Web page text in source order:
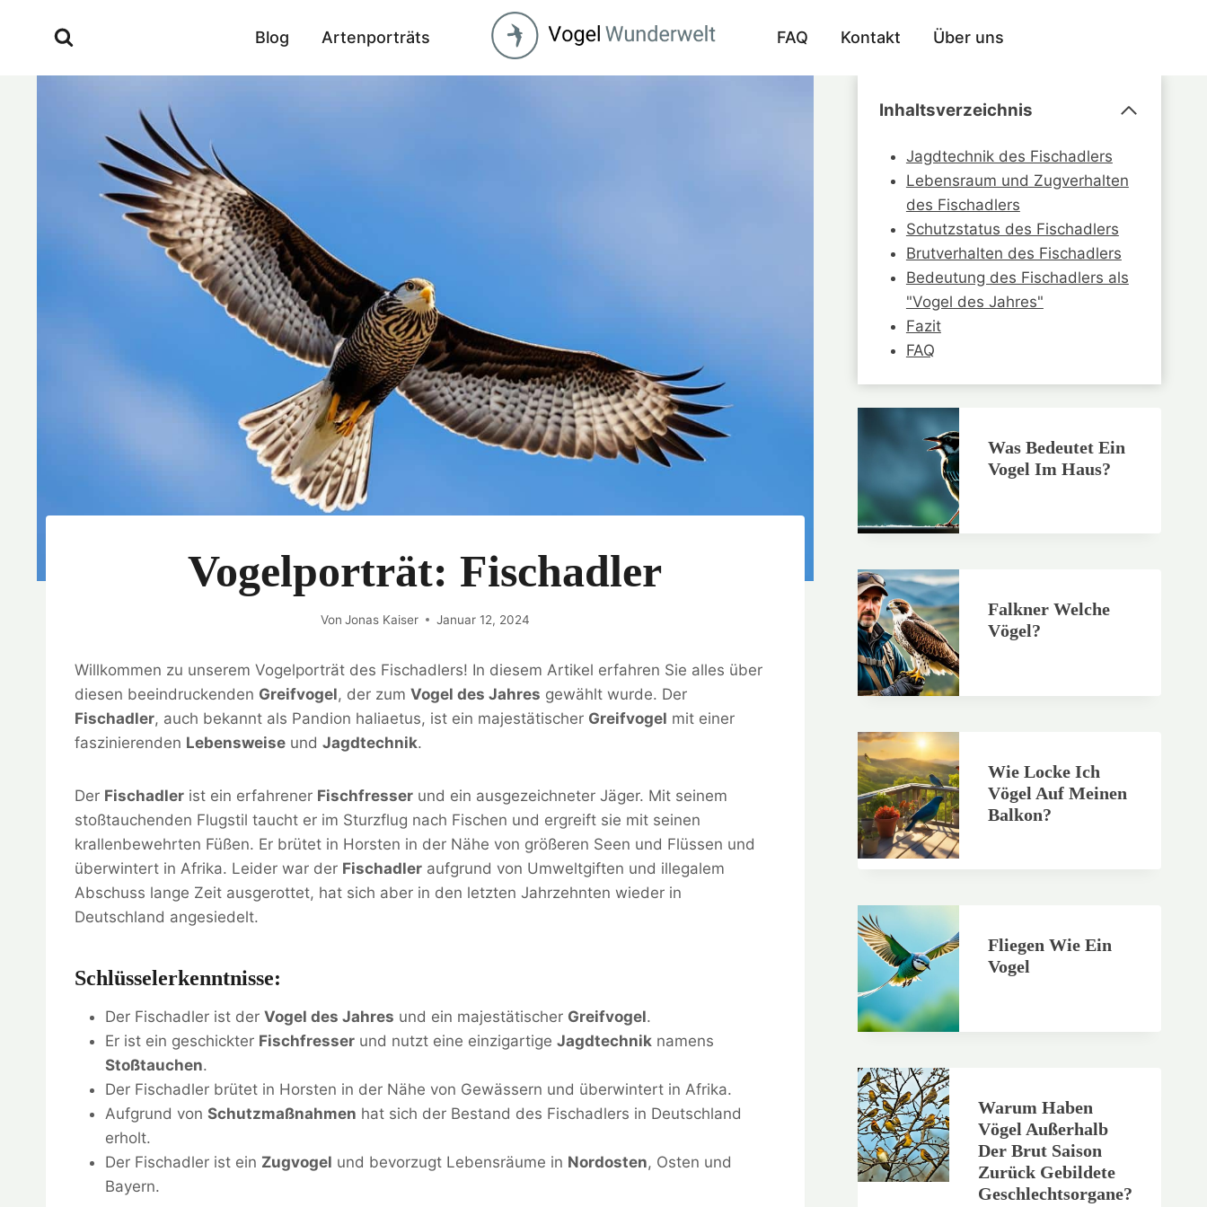
Blog Artenporträts FAQ Kontakt Über uns
Vogelporträt: Fischadler
Von Jonas Kaiser Januar 12, 2024
Willkommen zu unserem Vogelporträt des Fischadlers! In diesem Artikel erfahren Sie alles über
diesen beeindruckenden Greifvogel, der zum Vogel des Jahres gewählt wurde. Der
Fischadler, auch bekannt als Pandion haliaetus, ist ein majestätischer Greifvogel mit einer
faszinierenden Lebensweise und Jagdtechnik.
Der Fischadler ist ein erfahrener Fischfresser und ein ausgezeichneter Jäger. Mit seinem
stoßtauchenden Flugstil taucht er im Sturzflug nach Fischen und ergreift sie mit seinen
krallenbewehrten Füßen. Er brütet in Horsten in der Nähe von größeren Seen und Flüssen und
überwintert in Afrika. Leider war der Fischadler aufgrund von Umweltgiften und illegalem
Abschuss lange Zeit ausgerottet, hat sich aber in den letzten Jahrzehnten wieder in
Deutschland angesiedelt.
Schlüsselerkenntnisse:
Der Fischadler ist der Vogel des Jahres und ein majestätischer Greifvogel.
Er ist ein geschickter Fischfresser und nutzt eine einzigartige Jagdtechnik namens
Stoßtauchen.
Der Fischadler brütet in Horsten in der Nähe von Gewässern und überwintert in Afrika.
Aufgrund von Schutzmaßnahmen hat sich der Bestand des Fischadlers in Deutschland
erholt.
Der Fischadler ist ein Zugvogel und bevorzugt Lebensräume in Nordosten, Osten und
Bayern.
Inhaltsverzeichnis
Jagdtechnik des Fischadlers
Lebensraum und Zugverhalten
des Fischadlers
Schutzstatus des Fischadlers
Brutverhalten des Fischadlers
Bedeutung des Fischadlers als
"Vogel des Jahres"
Fazit
FAQ
Was Bedeutet Ein
Vogel Im Haus?
Falkner Welche
Vögel?
Wie Locke Ich
Vögel Auf Meinen
Balkon?
Fliegen Wie Ein
Vogel
Warum Haben
Vögel Außerhalb
Der Brut Saison
Zurück Gebildete
Geschlechtsorgane?